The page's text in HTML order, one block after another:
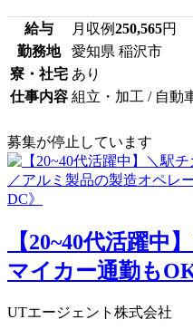
給与 月収例250,565円
勤務地
愛知県 稲沢市
寮・社宅 あり
仕事内容 組立・加工 / 自動
募集が停止しています
【20~40代活躍中
マイカー通勤も
UTエージェント株式会社